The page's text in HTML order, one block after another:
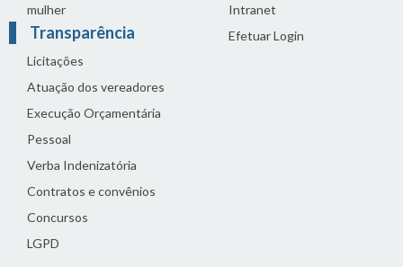
mulher
Transparência
Licitações
Atuação dos vereadores
Execução Orçamentária
Pessoal
Verba Indenizatória
Contratos e convênios
Concursos
LGPD
Intranet
Efetuar Login